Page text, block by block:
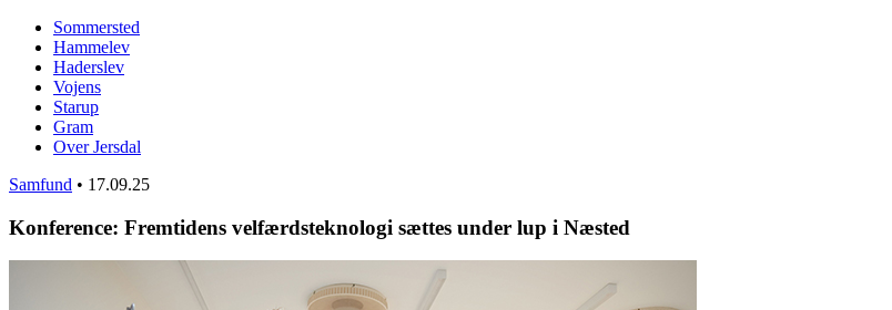
Sommersted
Hammelev
Haderslev
Vojens
Starup
Gram
Over Jersdal
Samfund • 17.09.25
Konference: Fremtidens velfærdsteknologi sættes under lup i Næsted